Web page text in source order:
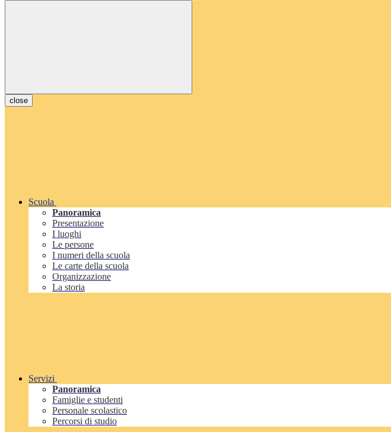
close
Scuola
Panoramica
Presentazione
I luoghi
Le persone
I numeri della scuola
Le carte della scuola
Organizzazione
La storia
Servizi
Panoramica
Famiglie e studenti
Personale scolastico
Percorsi di studio